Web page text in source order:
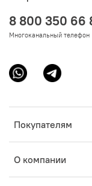
Покупателям
О компании
8 800 350 66
Многоканальный телефон